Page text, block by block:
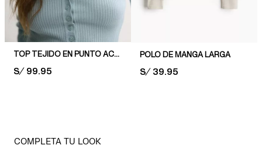
TOP TEJIDO EN PUNTO ACANALADO
PRICE:
S/ 99.95
POLO DE MANGA LARGA
PRICE:
S/ 39.95
COMPLETA TU LOOK